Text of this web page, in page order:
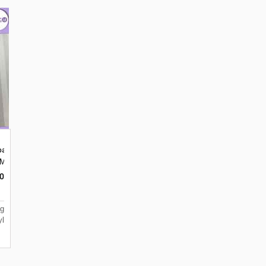
Jawa Timur 65144
Vinyl Terbaik di Batu
Kec. Lowokwaru, Kota Malang, Jawa Timur 65144